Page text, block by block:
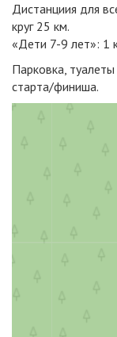
Дистанциия для
круг 25 км.
«Дети 7-9 лет»: 1
Парковка,
старта/финиша.